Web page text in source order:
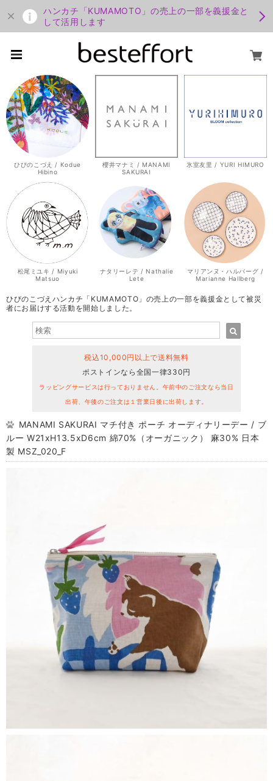
ハンカチ「KUMAMOTO」の売上の一部を義援金と
して活用します
ひびのこづえ / Kodue
Hibino
櫻井マナミ / MANAMI
SAKURAI
氷室友里 / YURI HIMURO
松尾ミユキ / Miyuki
Matsuo
ナタリーレテ / Nathalie
Lete
マリアンヌ・ハルバーグ /
Marianne Hallberg
ひびのこづえハンカチ「KUMAMOTO」の売上の一部を義援金として被災
者にお届けする活動を開始しました。
税込10,000円以上で送料無料
ポストインなら全国一律330円
ラッピングサービスは行っておりません。午前中のご注文なら当日
出荷、午後のご注文は１営業日後に出荷します。
MANAMI SAKURAI マチ付き ポーチ オーディナリーデー / ブ
ルー W21xH13.5xD6cm 綿70%（オーガニック） 麻30% 日本
製 MSZ_020_F